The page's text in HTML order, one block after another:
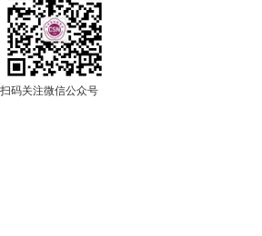
扫码关注微信公众号